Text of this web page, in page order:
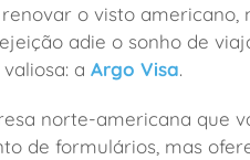
o visto americano,
adie o sonho de
a Argo Visa.
norte-americana que
de formulários, mas